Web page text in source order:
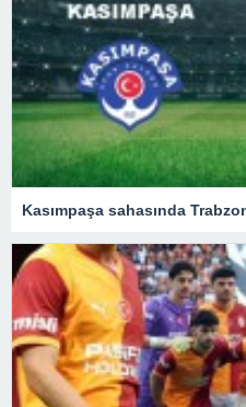
Kasımpaşa sahasında